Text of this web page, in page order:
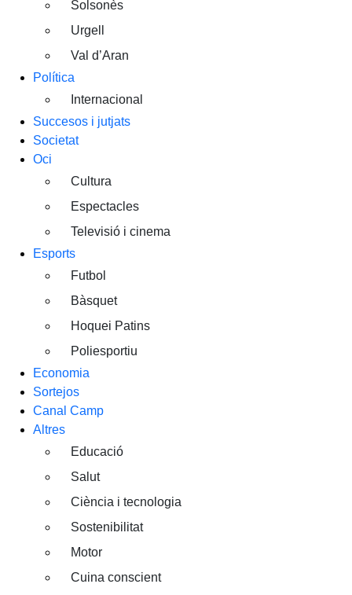
Solsonès
Urgell
Val d’Aran
Política
Internacional
Succesos i jutjats
Societat
Oci
Cultura
Espectacles
Televisió i cinema
Esports
Futbol
Bàsquet
Hoquei Patins
Poliesportiu
Economia
Sortejos
Canal Camp
Altres
Educació
Salut
Ciència i tecnologia
Sostenibilitat
Motor
Cuina conscient